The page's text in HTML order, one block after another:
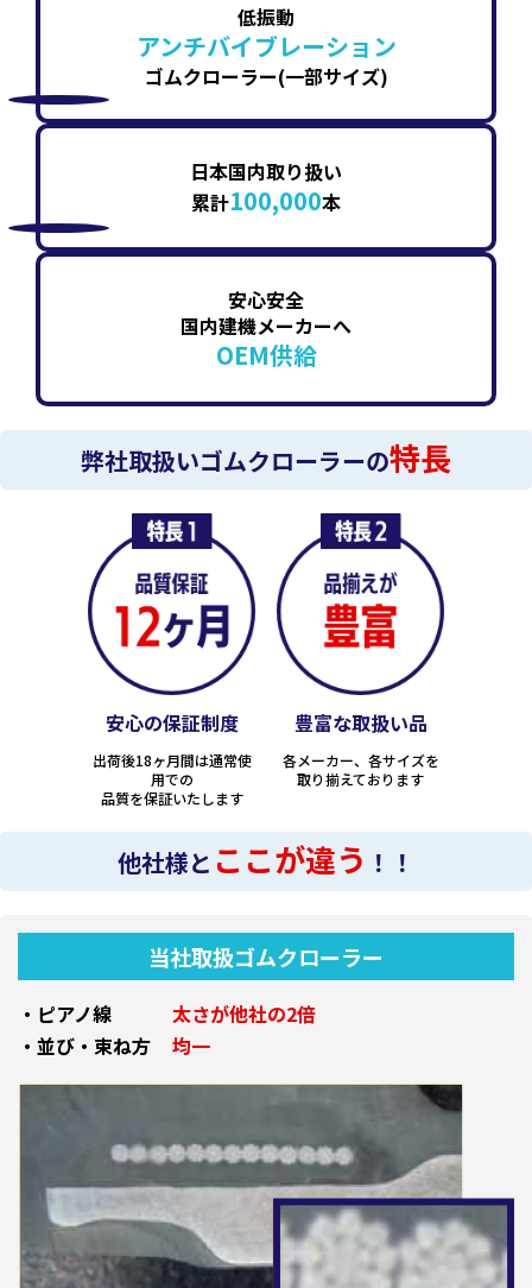
低振動
アンチバイブレーション
ゴムクローラー(一部サイズ)
日本国内取り扱い
累計100,000本
安心安全
国内建機メーカーへ
OEM供給
弊社取扱いゴムクローラーの特長
安心の保証制度
出荷後18ヶ月間は通常使
用での
品質を保証いたします
豊富な取扱い品
各メーカー、各サイズを
取り揃えております
他社様と ここが違う ！！
当社取扱ゴムクローラー
・ピアノ線
太さが他社の2倍
・並び・束ね方
均一